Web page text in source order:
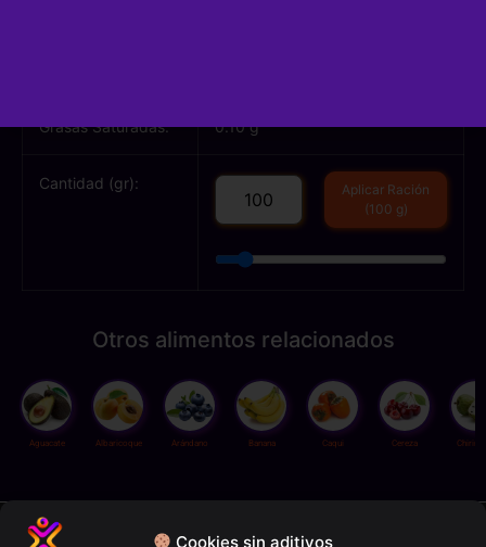
Cookies sin aditivos
Grasas Saturadas: 0.10 g
Cantidad (gr):
Aplicar Ración
(100 g)
Otros alimentos relacionados
Aguacate Albaricoque Arándano Banana Caqui Cereza